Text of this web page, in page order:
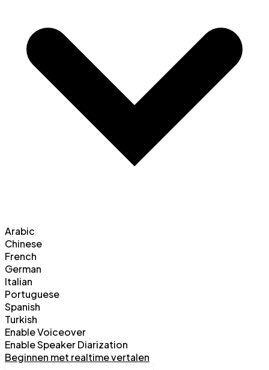
Arabic
Chinese
French
German
Italian
Portuguese
Spanish
Turkish
Enable Voiceover
Enable Speaker Diarization
Beginnen met realtime vertalen